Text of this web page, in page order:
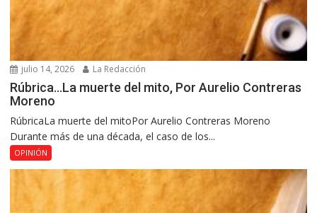
julio 14, 2026 La Redacción
Rúbrica…La muerte del mito, Por Aurelio Contreras
Moreno
RúbricaLa muerte del mitoPor Aurelio Contreras Moreno
Durante más de una década, el caso de los...
OPINIÓN